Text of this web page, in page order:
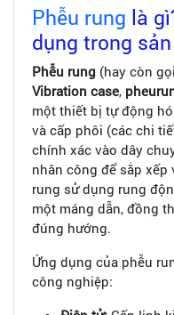
Phễu rung là
dụng trong
Phễu rung (hay còn
Vibration case,
một thiết bị tự động
và cấp phôi (các chi
chính xác vào dây
nhân công để sắp xếp
rung sử dụng rung
một máng dẫn, đồng
đúng hướng.
Ứng dụng của phễu
công nghiệp: